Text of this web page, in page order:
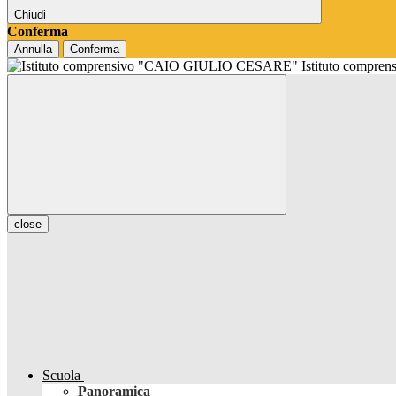
Chiudi
Conferma
Annulla Conferma
Istituto
close
Scuola
Panoramica